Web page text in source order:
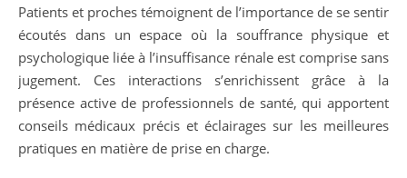
Patients et proches témoignent de l’importance de se sentir
écoutés dans un espace où la souffrance physique et
psychologique liée à l’insuffisance rénale est comprise sans
jugement. Ces interactions s’enrichissent grâce à la
présence active de professionnels de santé, qui apportent
conseils médicaux précis et éclairages sur les meilleures
pratiques en matière de prise en charge.